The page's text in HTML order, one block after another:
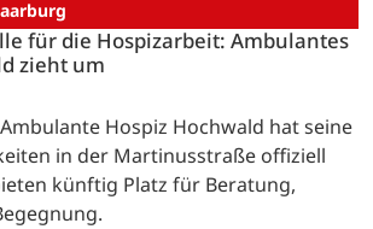
für die Hospizarbeit: Ambulantes
zieht um
Hospiz Hochwald hat seine
in der Martinusstraße offiziell
künftig Platz für Beratung,